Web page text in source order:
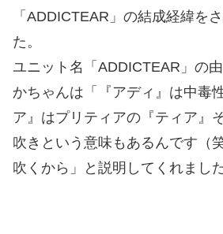
「ADDICTEAR」の結成経緯を
た。
ユニット名「ADDICTEAR」の
かちゃんは「『アディ』は中毒
ア』はプリティアの『ティア』
吹きという意味もあるんです（
吹くから」と説明してくれました